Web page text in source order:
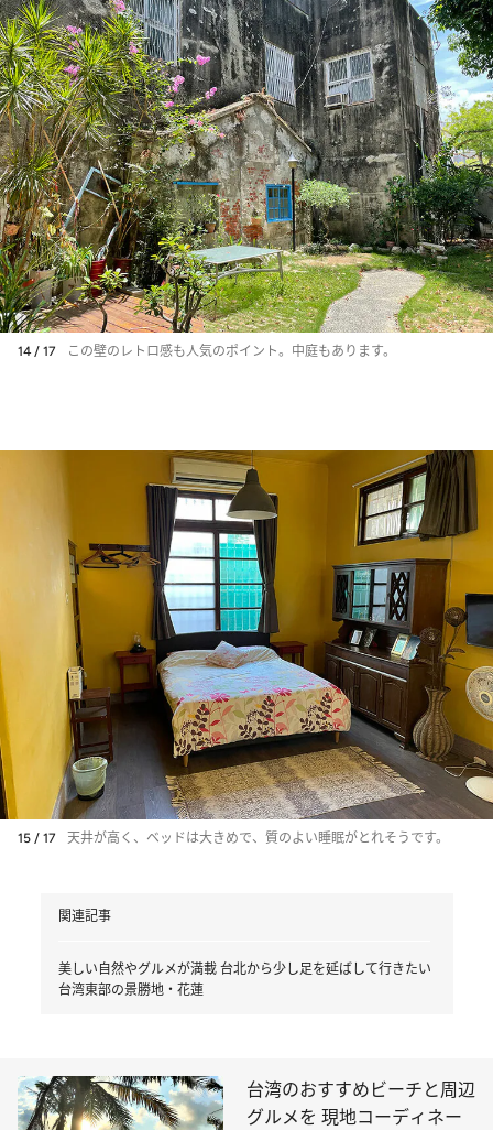
14 / 17 この壁のレトロ感も人気のポイント。中庭もあります。
15 / 17 天井が高く、ベッドは大きめで、質のよい睡眠がとれそうです。
関連記事
美しい自然やグルメが満載 台北から少し足を延ばして行きたい
台湾東部の景勝地・花蓮
台湾のおすすめビーチと周辺
グルメを 現地コーディネー